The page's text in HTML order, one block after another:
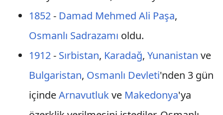
1852- Damad Mehmed Ali Paşa,
Osmanlı Sadrazamı oldu.
1912- Sırbistan, Karadağ, Yunanistan ve
Bulgaristan, Osmanlı Devleti'nden 3 gün
içindeArnavutlukve Makedonya'ya